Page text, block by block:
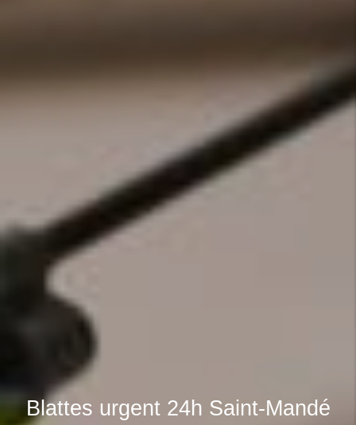
Blattes urgent 24h Saint-Mandé